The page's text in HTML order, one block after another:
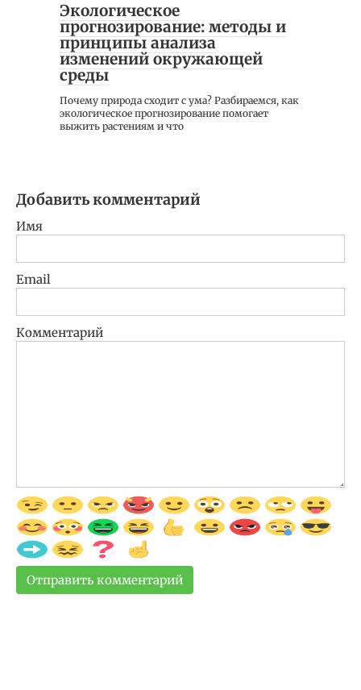
Экологическое
прогнозирование: методы и
принципы анализа
изменений окружающей
среды
Почему природа сходит с ума? Разбираемся, как
экологическое прогнозирование помогает
выжить растениям и что
Добавить комментарий
Имя
Email
Комментарий